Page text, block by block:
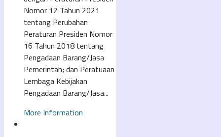
Nomor 12 Tahun 2021
tentang Perubahan
Peraturan Presiden Nomor
16 Tahun 2018 tentang
Pengadaan Barang/Jasa
Pemerintah; dan Peratuaan
Lembaga Kebijakan
Pengadaan Barang/Jasa...
More Information